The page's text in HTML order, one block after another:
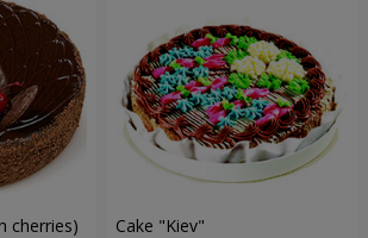
cherries) Cake "Kiev"